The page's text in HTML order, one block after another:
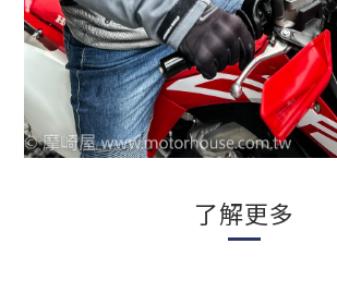
了解更多